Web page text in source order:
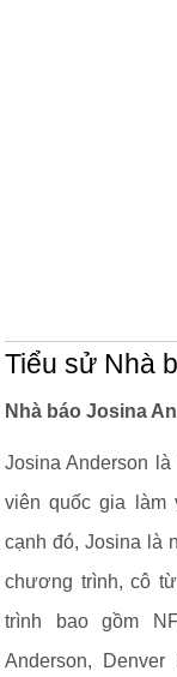
Tiểu sử Nhà
Nhà báo Josina
Josina Anderson
viên quốc gia làm
cạnh đó, Josina là
chương trình, cô
trình bao gồm
Anderson, Denver